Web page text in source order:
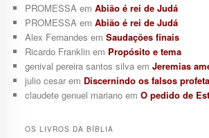
PROMESSAem Abião é rei de Judá
PROMESSAem Abião é rei de Judá
Alex Fernandes em Saudações finais
Ricardo Franklinem Propósito e tema
genival pereira santos silvaem Jeremias
julio cesarem Discernindo os falsos
claudete genuel marianoem O pedido de
OS LIVROS DA BÍBLIA